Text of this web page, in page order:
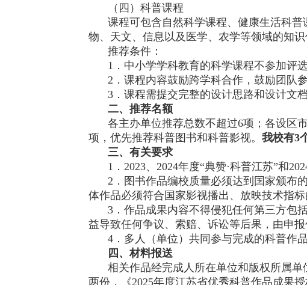
（四）科普课程
课程可包含自然科学课程、健康生活科
物、天文、信息以及医学、农学等领域的知
推荐条件：
1．中小学学科教育的科学课程不参加评选
2．课程内容鼓励跨学科合作，鼓励团队参
3．课程需提交完整的设计思路和设计文
二、推荐名额
各主办单位推荐总数不超过6项；各设区
项，优先推荐科普图书和科普影视。 我校有3
三、有关要求
1．2023、2024年度“典赞·科普江苏”和
2．图书作品编校质量必须达到国家颁布
体作品必须符合国家影视播出、放映技术指
3．作品成果内容不得侵犯任何第三方包
益导致任何争议、索赔、诉讼等后果，由申
4．多人（单位）共同参与完成的科普作
四、材料报送
相关作品经完成人所在单位和版权所属
两份，《2025年度江苏省优秀科普作品成果